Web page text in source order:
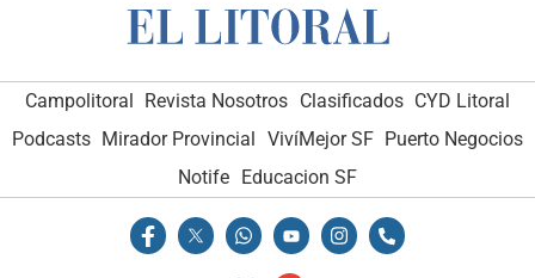
Campolitoral Revista Nosotros Clasificados CYD Litoral
Podcasts Mirador Provincial VivíMejor SF Puerto Negocios
Notife
Educacion SF